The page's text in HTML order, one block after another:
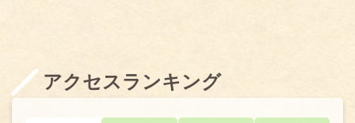
アクセスランキング